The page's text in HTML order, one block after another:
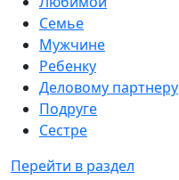
Семье
Мужчине
Ребенку
Деловому партнеру
Подруге
Сестре
Перейти в раздел